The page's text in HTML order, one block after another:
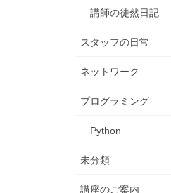
講師の徒然日記
スタッフの日常
ネットワーク
プログラミング
Python
未分類
講座のご案内